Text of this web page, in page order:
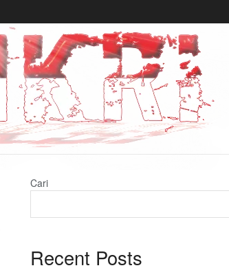
Cari
Recent Posts